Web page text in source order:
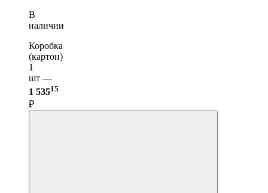
В
наличии
Коробка
(картон)
1
шт —
1 53515
₽